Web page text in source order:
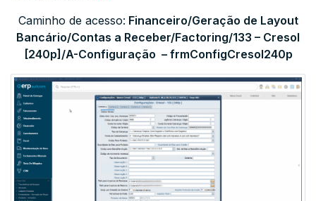
Caminho de acesso: Financeiro/Geração de Layout
Bancário/Contas a Receber/Factoring/133 – Cresol
[240p]/A-Configuração – frmConfigCresol240p